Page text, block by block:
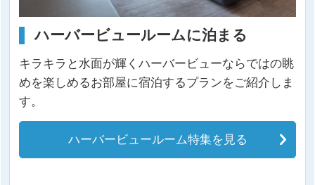
ハーバービュールームに泊まる
キラキラと水面が輝くハーバービューならではの眺
めを楽しめるお部屋に宿泊するプランをご紹介しま
す。
ハーバービュールーム特集を見る